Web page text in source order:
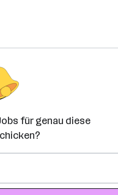
für genau diese